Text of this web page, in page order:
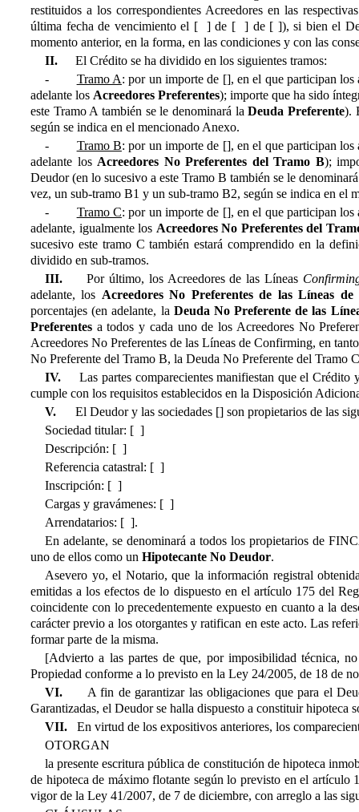
restituidos a los correspondientes Acreedores en las
última fecha de vencimiento el [ ] de [ ] de [ ]), si bien el
momento anterior, en la forma, en las condiciones y con las
II.
El Crédito se ha dividido en los siguientes tramos:
- Tramo A: por un importe de [], en el que participan
adelante los  Acreedores Preferentes); importe que ha sido
este Tramo A también se le denominará la Deuda Preferente
según se indica en el mencionado Anexo.
- Tramo B: por un importe de [], en el que participan
adelante los Acreedores No Preferentes del Tramo B);
Deudor (en lo sucesivo a este Tramo B también se le denominará
vez, un sub-tramo B1 y un sub-tramo B2, según se indica en el
- Tramo C: por un importe de [], en el que participan
adelante, igualmente los  Acreedores No Preferentes del
sucesivo este tramo C también estará comprendido en la
dividido en sub-tramos.
III.
Por último, los Acreedores de las Líneas
adelante, los  Acreedores No Preferentes de las Líneas
porcentajes (en adelante, la  Deuda No Preferente de las
Preferentes  a todos y cada uno de los Acreedores No
Acreedores No Preferentes de las Líneas de Confirming, en tanto
No Preferente del Tramo B, la Deuda No Preferente del Tramo
IV.
Las partes comparecientes manifiestan que el Crédito
cumple con los requisitos establecidos en la Disposición
V.
El Deudor y las sociedades [] son propietarios de las
Sociedad titular: [ ]
Descripción: [ ]
Referencia catastral: [ ]
Inscripción: [ ]
Cargas y gravámenes: [ ]
Arrendatarios: [ ].
En adelante, se denominará a todos los propietarios de
uno de ellos como un  Hipotecante No Deudor.
Asevero yo, el Notario, que la información registral
emitidas a los efectos de lo dispuesto en el artículo 175 del
coincidente con lo precedentemente expuesto en cuanto a la
carácter previo a los otorgantes y ratifican en este acto. Las
formar parte de la misma.
[Advierto a las partes de que, por imposibilidad técnica,
Propiedad conforme a lo previsto en la Ley 24/2005, de 18 de
VI.
A fin de garantizar las obligaciones que para el
Garantizadas, el Deudor se halla dispuesto a constituir hipoteca
VII.
En virtud de los expositivos anteriores, los
OTORGAN
la presente escritura pública de constitución de hipoteca
de hipoteca de máximo flotante según lo previsto en el
vigor de la Ley 41/2007, de 7 de diciembre, con arreglo a las